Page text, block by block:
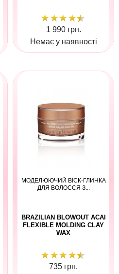
1 990 грн.
Немає у наявності
МОДЕЛЮЮЧИЙ ВІСК-ГЛИНКА
ДЛЯ ВОЛОССЯ З...
BRAZILIAN BLOWOUT ACAI
FLEXIBLE MOLDING CLAY
WAX
735 грн.